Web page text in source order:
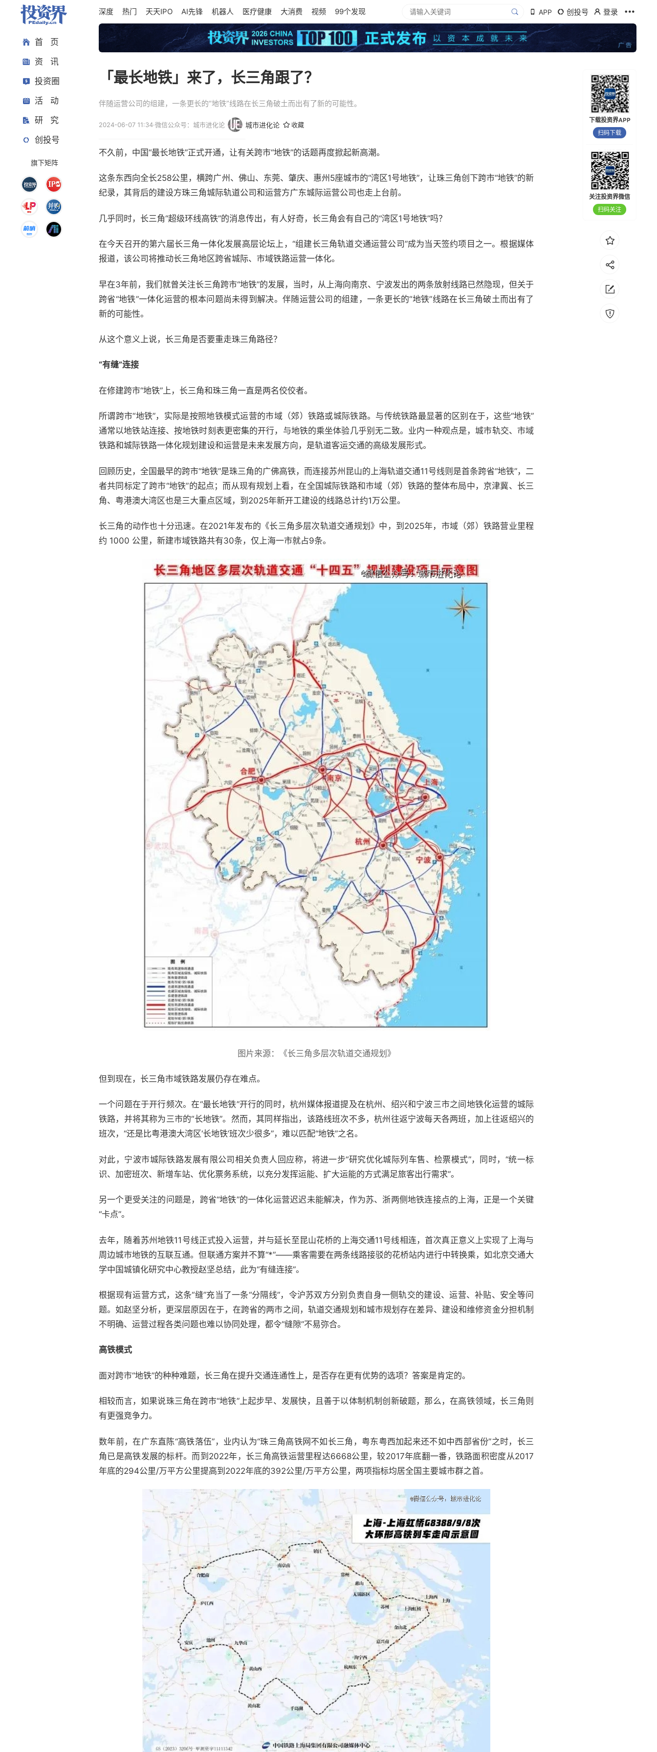
首 页
资 讯
投资圈
活 动
研 究
创投号
旗下矩阵
深度 热门 天天IPO AI先锋 机器人 医疗健康 大消费 视频 99个发现 APP 创投号 登录
「最长地铁」来了，长三角跟了？
伴随运营公司的组建，一条更长的“地铁”线路在长三角破土而出有了新的可能性。
2024-06-07 11:34·微信公众号：城市进化论 城市进化论 收藏
不久前，中国“最长地铁”正式开通，让有关跨市“地铁”的话题再度掀起新高潮。
这条东西向全长258公里，横跨广州、佛山、东莞、肇庆、惠州5座城市的“湾区1号地铁”，让珠三角创下跨市“地铁”的新
纪录，其背后的建设方珠三角城际轨道公司和运营方广东城际运营公司也走上台前。
几乎同时，长三角“超级环线高铁”的消息传出，有人好奇，长三角会有自己的“湾区1号地铁”吗？
在今天召开的第六届长三角一体化发展高层论坛上，“组建长三角轨道交通运营公司”成为当天签约项目之一。根据媒体
报道，该公司将推动长三角地区跨省城际、市域铁路运营一体化。
早在3年前，我们就曾关注长三角跨市“地铁”的发展，当时，从上海向南京、宁波发出的两条放射线路已然隐现，但关于
跨省“地铁”一体化运营的根本问题尚未得到解决。伴随运营公司的组建，一条更长的“地铁”线路在长三角破土而出有了
新的可能性。
从这个意义上说，长三角是否要重走珠三角路径？
“有缝”连接
在修建跨市“地铁”上，长三角和珠三角一直是两名佼佼者。
所谓跨市“地铁”，实际是按照地铁模式运营的市域（郊）铁路或城际铁路。与传统铁路最显著的区别在于，这些“地铁”
通常以地铁站连接、按地铁时刻表更密集的开行，与地铁的乘坐体验几乎别无二致。业内一种观点是，城市轨交、市域
铁路和城际铁路一体化规划建设和运营是未来发展方向，是轨道客运交通的高级发展形式。
回顾历史，全国最早的跨市“地铁”是珠三角的广佛高铁，而连接苏州昆山的上海轨道交通11号线则是首条跨省“地铁”，二
者共同标定了跨市“地铁”的起点；而从现有规划上看，在全国城际铁路和市域（郊）铁路的整体布局中，京津冀、长三
角、粤港澳大湾区也是三大重点区域，到2025年新开工建设的线路总计约1万公里。
长三角的动作也十分迅速。在2021年发布的《长三角多层次轨道交通规划》中，到2025年，市域（郊）铁路营业里程
约 1000 公里，新建市域铁路共有30条，仅上海一市就占9条。
图片来源：《长三角多层次轨道交通规划》
但到现在，长三角市域铁路发展仍存在难点。
一个问题在于开行频次。在“最长地铁”开行的同时，杭州媒体报道提及在杭州、绍兴和宁波三市之间地铁化运营的城际
铁路，并将其称为三市的“长地铁”。然而，其同样指出，该路线班次不多，杭州往返宁波每天各两班，加上往返绍兴的
班次，“还是比粤港澳大湾区‘长地铁’班次少很多”，难以匹配“地铁”之名。
对此，宁波市城际铁路发展有限公司相关负责人回应称，将进一步“研究优化城际列车售、检票模式”，同时，“统一标
识、加密班次、新增车站、优化票务系统，以充分发挥运能、扩大运能的方式满足旅客出行需求”。
另一个更受关注的问题是，跨省“地铁”的一体化运营迟迟未能解决，作为苏、浙两侧地铁连接点的上海，正是一个关键
“卡点”。
去年，随着苏州地铁11号线正式投入运营，并与延长至昆山花桥的上海交通11号线相连，首次真正意义上实现了上海与
周边城市地铁的互联互通。但联通方案并不算“*”——乘客需要在两条线路接驳的花桥站内进行中转换乘，如北京交通大
学中国城镇化研究中心教授赵坚总结，此为“有缝连接”。
根据现有运营方式，这条“缝”充当了一条“分隔线”，令沪苏双方分别负责自身一侧轨交的建设、运营、补贴、安全等问
题。如赵坚分析，更深层原因在于，在跨省的两市之间，轨道交通规划和城市规划存在差异、建设和维修资金分担机制
不明确、运营过程各类问题也难以协同处理，都令“缝隙”不易弥合。
高铁模式
面对跨市“地铁”的种种难题，长三角在提升交通连通性上，是否存在更有优势的选项？答案是肯定的。
相较而言，如果说珠三角在跨市“地铁”上起步早、发展快，且善于以体制机制创新破题，那么，在高铁领域，长三角则
有更强竞争力。
数年前，在广东直陈“高铁落伍”，业内认为“珠三角高铁网不如长三角，粤东粤西加起来还不如中西部省份”之时，长三
角已是高铁发展的标杆。而到2022年，长三角高铁运营里程达6668公里，较2017年底翻一番，铁路面积密度从2017
年底的294公里/万平方公里提高到2022年底的392公里/万平方公里，两项指标均居全国主要城市群之首。
下载投资界APP
扫码下载
关注投资界微信
扫码关注